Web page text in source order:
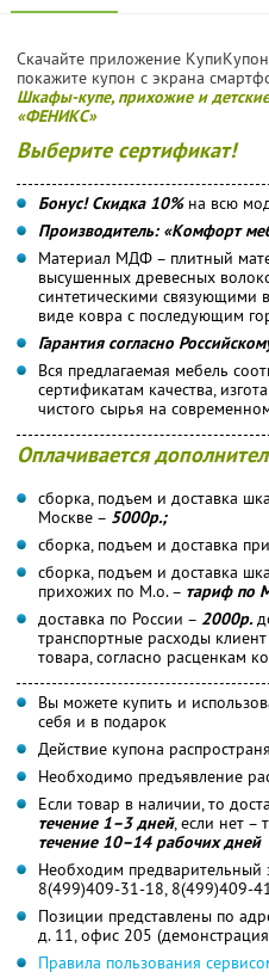
Скачайте приложение
покажите купон с экрана
Шкафы-купе, прихожие и
«ФЕНИКС»
Выберите сертификат!
Бонус! Скидка 10%на всю
Производитель: «Комфорт
Материал МДФ – плитный
высушенных древесных
синтетическими
виде ковра с последующим
Гарантия согласно
Вся предлагаемая мебель
сертификатам качества,
чистого сырья на
Оплачивается
сборка, подъем и доставка
Москве – 5000р.;
сборка, подъем и доставка
сборка, подъем и доставка
прихожих по М.о. – тариф по
доставка по России – 2000р.
транспортные расходы
товара, согласно расценкам
Вы можете купить и
себя и в подарок
Действие купона
Необходимо предъявление
Если товар в наличии, то
течение 1–3 дней, если нет –
течение 10–14 рабочих дней
Необходим предварительный
8(499)409-31-18, 8(499)409-
Позиции представлены по
д. 11, офис 205
Правила пользования